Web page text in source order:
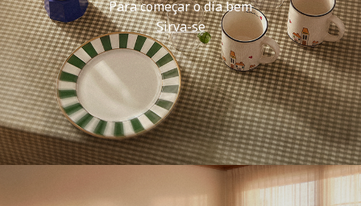
Para começar o dia bem
Sirva-se